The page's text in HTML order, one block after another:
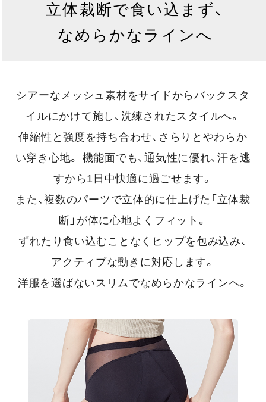
立体裁断で食い込まず、
なめらかなラインへ
シアーなメッシュ素材をサイドからバックスタ
イルにかけて施し、洗練されたスタイルへ。
伸縮性と強度を持ち合わせ、さらりとやわらか
い穿き心地。
機能面でも、通気性に優れ、汗を逃
すから1日中快適に過ごせます。
また、複数のパーツで立体的に仕上げた「立体裁
断」が体に心地よくフィット。
ずれたり食い込むことなくヒップを包み込み、
アクティブな動きに対応します。
洋服を選ばないスリムでなめらかなラインへ。